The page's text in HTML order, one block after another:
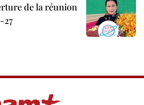
de la réunion
27